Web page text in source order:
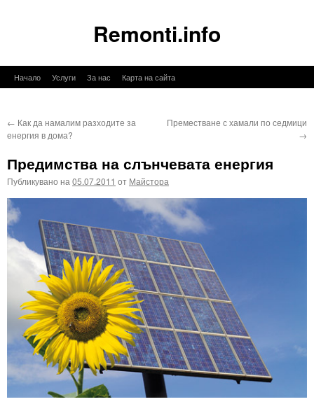
Remonti.info
КъмНачало Услуги За нас Карта на сайта
← Как да намалим разходите за
енергия в дома?
Преместване с хамали по седмици
→
Предимства на слънчевата енергия
Публикувано на 05.07.2011 от Майстора